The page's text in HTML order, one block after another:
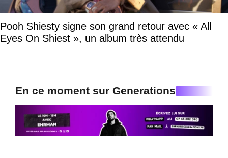
Pooh Shiesty signe son grand retour avec « All
Eyes On Shiest », un album très attendu
En ce moment sur Generations